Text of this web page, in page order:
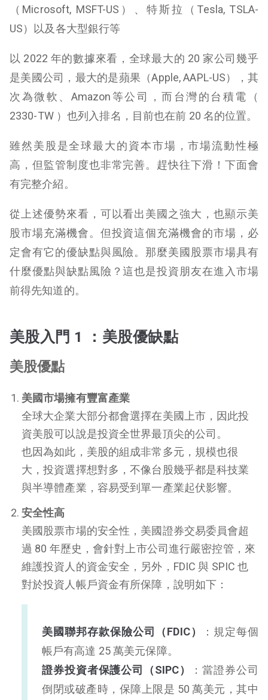
（Microsoft, MSFT-US）、特斯拉（Tesla, TSLA-
US）以及各大型銀行等
以 2022 年的數據來看，全球最大的 20 家公司幾乎
是美國公司，最大的是蘋果（Apple, AAPL-US），其
次為微軟、Amazon等公司，而台灣的台積電（
2330-TW ）也列入排名，目前也在前 20 名的位置。
雖然美股是全球最大的資本市場，市場流動性極
高，但監管制度也非常完善。趕快往下滑！下面會
有完整介紹。
從上述優勢來看，可以看出美國之強大，也顯示美
股市場充滿機會。但投資這個充滿機會的市場，必
定會有它的優缺點與風險。那麼美國股票市場具有
什麼優點與缺點風險？這也是投資朋友在進入市場
前得先知道的。
美股入門 1 ：美股優缺點
美股優點
美國市場擁有豐富產業
全球大企業大部分都會選擇在美國上市，因此投
資美股可以說是投資全世界最頂尖的公司。
也因為如此，美股的組成非常多元，規模也很
大，投資選擇想對多，不像台股幾乎都是科技業
與半導體產業，容易受到單一產業起伏影響。
安全性高
美國股票市場的安全性，美國證券交易委員會超
過 80 年歷史，會針對上市公司進行嚴密控管，來
維護投資人的資金安全，另外，FDIC 與 SPIC 也
對於投資人帳戶資金有所保障，說明如下：
美國聯邦存款保險公司（FDIC）
：規定每個
帳戶有高達 25 萬美元保障。
證券投資者保護公司（SIPC）
：當證券公司
倒閉或破產時，保障上限是 50 萬美元，其中